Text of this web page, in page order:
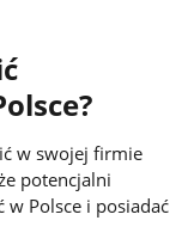
w swojej firmie
potencjalni
Polsce i posiadać